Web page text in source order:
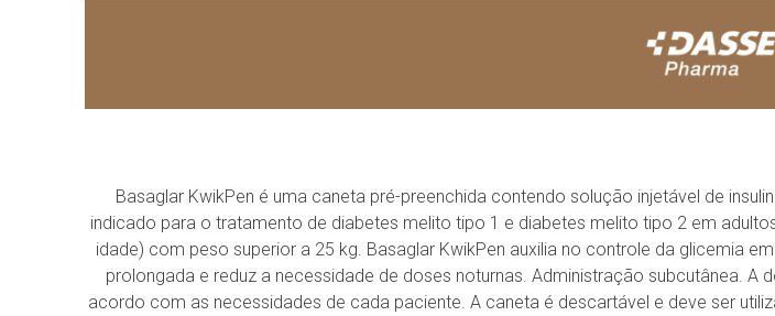
Basaglar KwikPen é uma caneta pré-preenchida contendo solução injetável de
indicado para o tratamento de diabetes melito tipo 1 e diabetes melito tipo 2 em
idade) com peso superior a 25 kg. Basaglar KwikPen auxilia no controle da glicemia
prolongada e reduz a necessidade de doses noturnas. Administração subcutânea.
acordo com as necessidades de cada paciente. A caneta é descartável e deve ser